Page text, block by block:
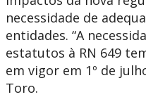
necessidade de
entidades. “A
estatutos à RN 649
em vigor em 1º de
Toro.